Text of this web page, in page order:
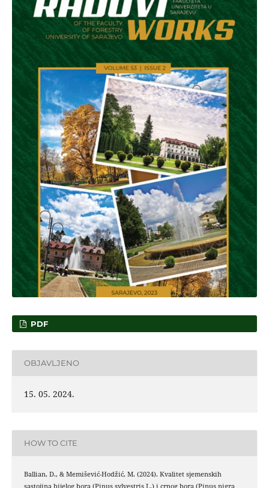
PDF
OBJAVLJENO
15. 05. 2024.
HOW TO CITE
Ballian, D., & Memišević-Hodžić, M. (2024). Kvalitet sjemenskih
sastojina bijelog bora (Pinus sylvestris L.) i crnog bora (Pinus nigra